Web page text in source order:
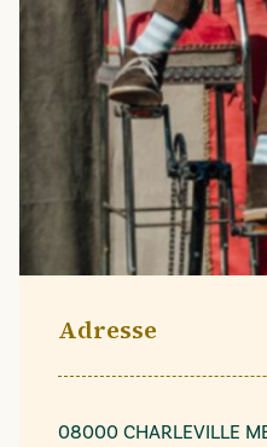
Adresse
08000 CHARLEVILLE